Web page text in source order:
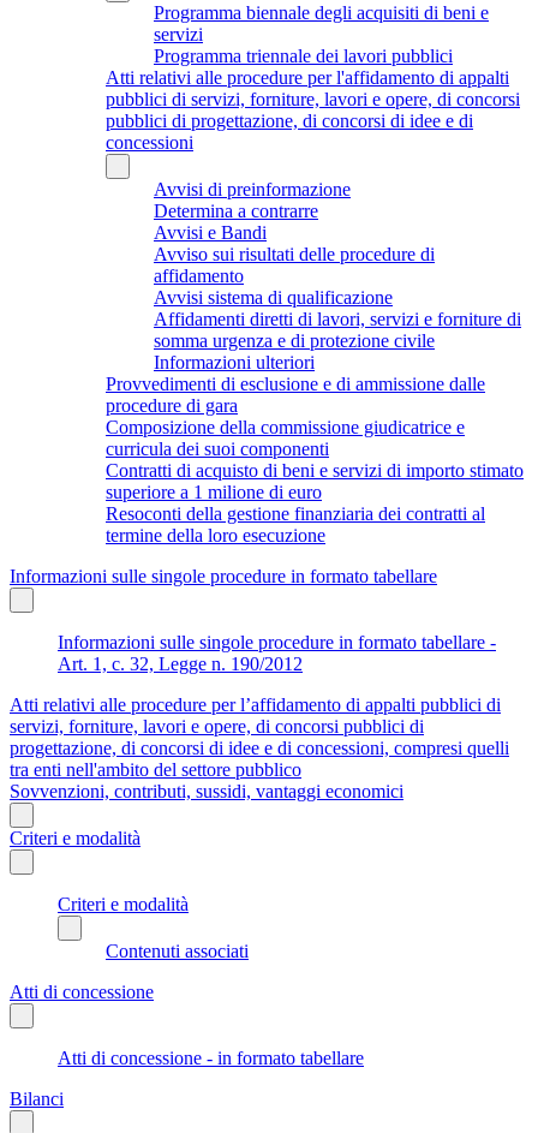
Programma biennale degli acquisiti di beni e
servizi
Programma triennale dei lavori pubblici
Atti relativi alle procedure per l'affidamento di appalti
pubblici di servizi, forniture, lavori e opere, di concorsi
pubblici di progettazione, di concorsi di idee e di
concessioni
Avvisi di preinformazione
Determina a contrarre
Avvisi e Bandi
Avviso sui risultati delle procedure di
affidamento
Avvisi sistema di qualificazione
Affidamenti diretti di lavori, servizi e forniture di
somma urgenza e di protezione civile
Informazioni ulteriori
Provvedimenti di esclusione e di ammissione dalle
procedure di gara
Composizione della commissione giudicatrice e
curricula dei suoi componenti
Contratti di acquisto di beni e servizi di importo stimato
superiore a 1 milione di euro
Resoconti della gestione finanziaria dei contratti al
termine della loro esecuzione
Informazioni sulle singole procedure in formato tabellare
Informazioni sulle singole procedure in formato tabellare -
Art. 1, c. 32, Legge n. 190/2012
Atti relativi alle procedure per l’affidamento di appalti pubblici di
servizi, forniture, lavori e opere, di concorsi pubblici di
progettazione, di concorsi di idee e di concessioni, compresi quelli
tra enti nell'ambito del settore pubblico
Sovvenzioni, contributi, sussidi, vantaggi economici
Criteri e modalità
Criteri e modalità
Contenuti associati
Atti di concessione
Atti di concessione - in formato tabellare
Bilanci